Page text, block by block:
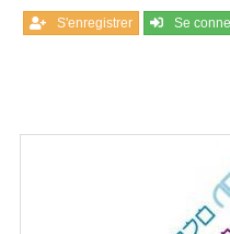
S'enregistrer Se